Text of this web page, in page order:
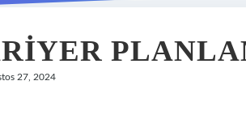
27, 2024